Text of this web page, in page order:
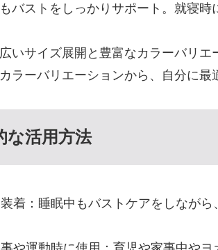
バストをしっかりサポート。就寝時
いサイズ展開と豊富なカラーバリ
ラーバリエーションから、自分に最
な活用方法
着：睡眠中もバストケアをしながら